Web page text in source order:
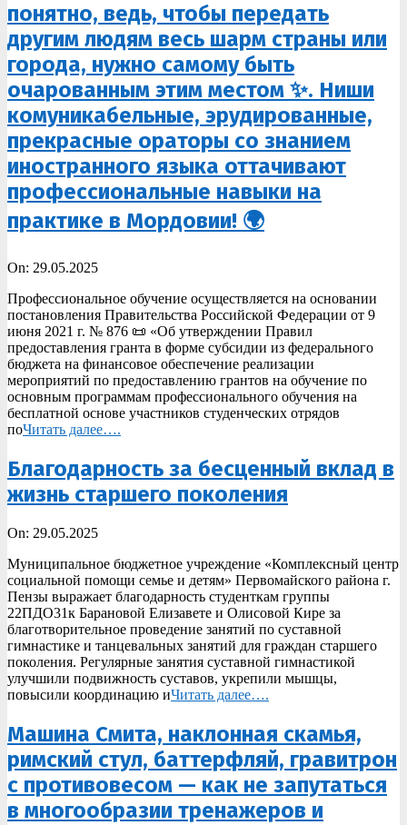
понятно, ведь, чтобы передать
другим людям весь шарм страны или
города, нужно самому быть
очарованным этим местом ✨. Ниши
комуникабельные, эрудированные,
прекрасные ораторы со знанием
иностранного языка оттачивают
профессиональные навыки на
практике в Мордовии! 🌍
2025-
29
On: 29.05.2025
Профессиональное обучение осуществляется на основании
постановления Правительства Российской Федерации от 9
июня 2021 г. № 876 📜 «Об утверждении Правил
предоставления гранта в форме субсидии из федерального
бюджета на финансовое обеспечение реализации
мероприятий по предоставлению грантов на обучение по
основным программам профессионального обучения на
бесплатной основе участников студенческих отрядов
поЧитать далее….
Благодарность за бесценный вклад в
жизнь старшего поколения
2025-
29
On: 29.05.2025
Муниципальное бюджетное учреждение «Комплексный центр
социальной помощи семье и детям» Первомайского района г.
Пензы выражает благодарность студенткам группы
22ПДО31к Барановой Елизавете и Олисовой Кире за
благотворительное проведение занятий по суставной
гимнастике и танцевальных занятий для граждан старшего
поколения. Регулярные занятия суставной гимнастикой
улучшили подвижность суставов, укрепили мышцы,
повысили координацию иЧитать далее….
Машина Смита, наклонная скамья,
римский стул, баттерфляй, гравитрон
с противовесом — как не запутаться
в многообразии тренажеров и